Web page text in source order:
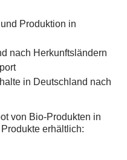
Produktion in
nach Herkunftsländern
in Deutschland nach
von Bio-Produkten in
erhältlich: